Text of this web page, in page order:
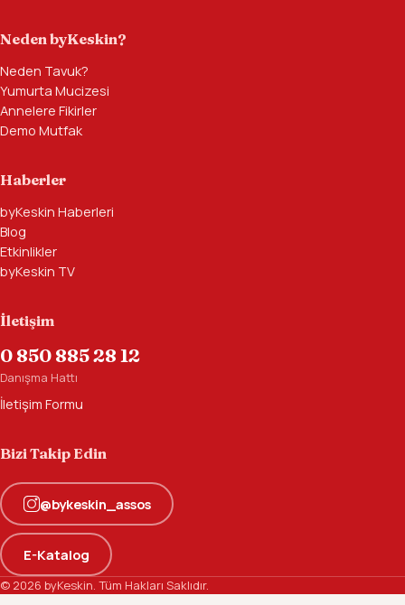
Neden byKeskin?
Neden Tavuk?
Yumurta Mucizesi
Annelere Fikirler
Demo Mutfak
Haberler
byKeskin Haberleri
Blog
Etkinlikler
byKeskin TV
İletişim
0 850 885 28 12
Danışma Hattı
İletişim Formu
Bizi Takip Edin
@bykeskin_assos
E-Katalog
© 2026 byKeskin. Tüm Hakları Saklıdır.